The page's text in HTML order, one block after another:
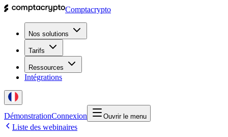
Comptacrypto
Nos solutions
Tarifs
Ressources
Intégrations
DémonstrationConnexion Ouvrir le menu
Liste des webinaires